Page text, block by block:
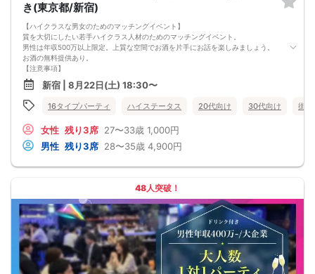
き(東京都/新宿)
【ハイクラスな男女のためのマッチングイベント】
質を大切にしたい若手ハイクラス人材のためのマッチングイベント。
男性は年収500万以上限定。上質な空間でお酒を片手にお話を楽しみましょう。
お酒の無料提供あり。
【注意事項】
■当日の持ち物
・公的身分証明書 ※ご提示いただけない方はご参加いただけません
■留意事項
・最善を尽くしておりますが、やむを得ない事情（ご予約者様の当日キャンセル
交通費等の補償は致しかねますのであらかじめご了承ください。
・当日は時間に余裕をもってお越しください。10分以上の遅刻はご参加をお断り
する場合がございます。
パーティ開始2時間前まで
■飲食
アルコール/ソフトドリンク付き
新宿 | 8月22日(土) 18:30〜
16タイプパーティ ハイステータス 20代向け 30代向け 街
女性 残り3席 27〜33歳 1,000円
男性 残り3席 28〜35歳 4,900円
48人突破！